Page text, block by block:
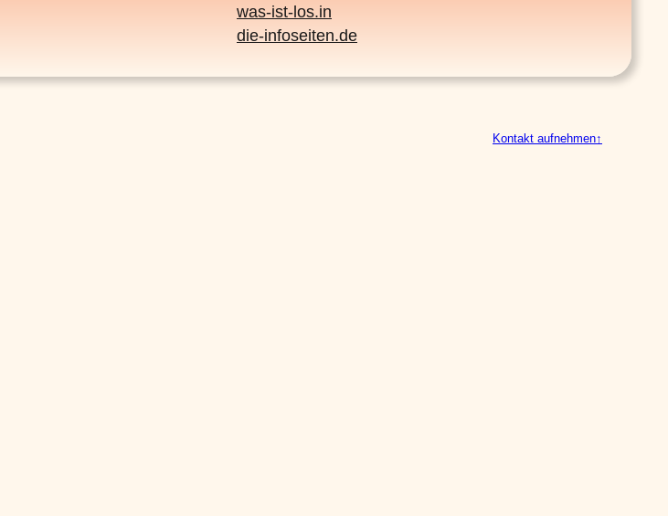
was-ist-los.in
die-infoseiten.de
Kontakt aufnehmen↑